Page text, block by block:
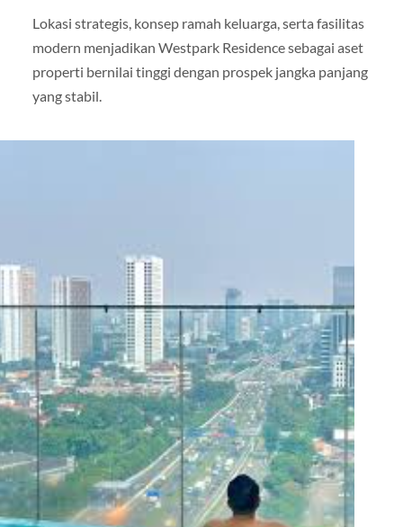
Lokasi strategis, konsep ramah keluarga, serta fasilitas
modern menjadikan Westpark Residence sebagai aset
properti bernilai tinggi dengan prospek jangka panjang
yang stabil.